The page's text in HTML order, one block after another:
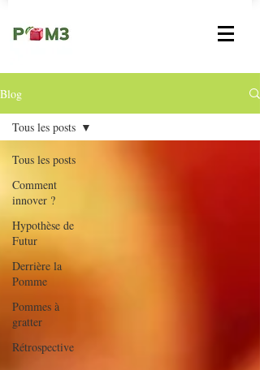
Blog
Tous les posts
Comment
innover ?
Hypothèse de
Futur
Derrière la
Pomme
Pommes à
gratter
Rétrospective
Tous les posts